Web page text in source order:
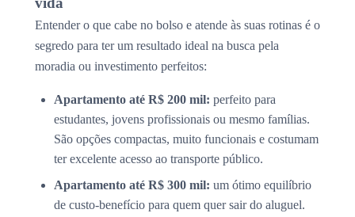
Entender o que cabe no bolso e atende às suas rotinas é o
segredo para ter um resultado ideal na busca pela
moradia ou investimento perfeitos:
Apartamento até R$ 200 mil: perfeito para
estudantes, jovens profissionais ou mesmo famílias.
São opções compactas, muito funcionais e costumam
ter excelente acesso ao transporte público.
Apartamento até R$ 300 mil: um ótimo equilíbrio
de custo-benefício para quem quer sair do aluguel.